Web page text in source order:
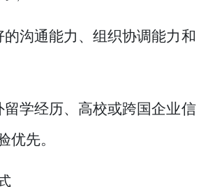
的沟通能力、组织协调能力和
留学经历、高校或跨国企业信
优先。